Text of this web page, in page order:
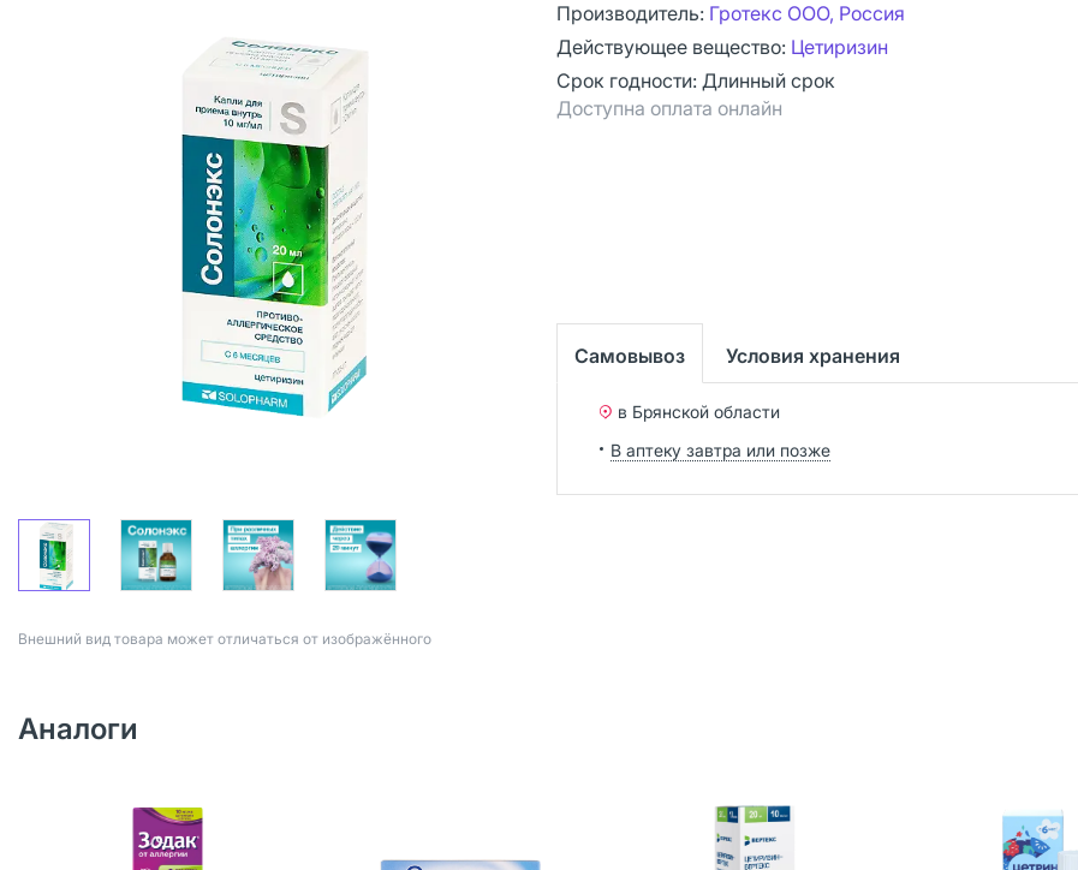
Bнешний вид товара может отличаться от изображённого
Производитель: Гротекс ООО, Россия
Действующее вещество: Цетиризин
Срок годности: Длинный срок
Доступна оплата онлайн
Самовывоз Условия хранения
в Брянской области
В аптеку завтра или позже
Аналоги